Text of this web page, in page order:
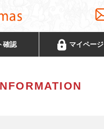
確認 マイページ